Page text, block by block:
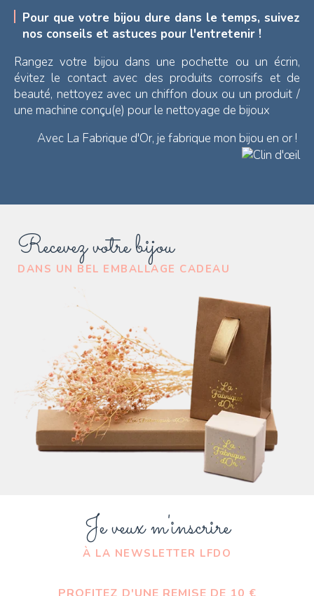
Recevez votre bijou
DANS UN BEL EMBALLAGE CADEAU
Pour que votre bijou dure dans le temps, suivez
nos conseils et astuces pour l'entretenir !
Rangez votre bijou dans une pochette ou un écrin,
évitez le contact avec des produits corrosifs et de
beauté, nettoyez avec un chiffon doux ou un produit /
une machine conçu(e) pour le nettoyage de bijoux
Avec La Fabrique d'Or, je fabrique mon bijou en or !
Je veux m'inscrire
À LA NEWSLETTER LFDO